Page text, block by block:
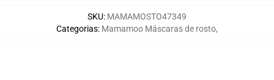
SKU: MAMAMOSTO47349
Categorias: Mamamoo Máscaras de rosto,